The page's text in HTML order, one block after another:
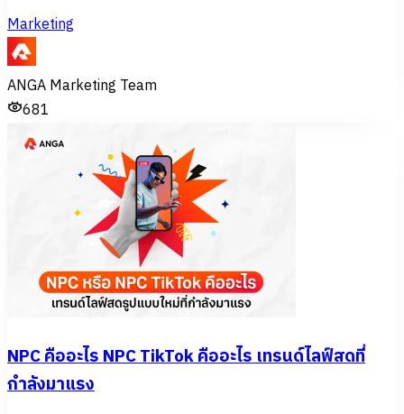
Marketing
ANGA Marketing Team
681
NPC คืออะไร NPC TikTok คืออะไร เทรนด์ไลฟ์สดที่
กำลังมาแรง